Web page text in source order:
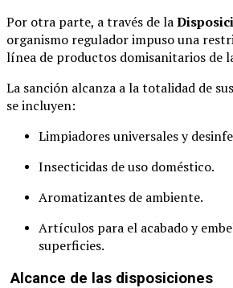
Por otra parte, a través de la
organismo regulador impuso una
línea de productos domisanitarios de
La sanción alcanza a la totalidad de
se incluyen:
Limpiadores universales y
Insecticidas de uso doméstico.
Aromatizantes de ambiente.
Artículos para el acabado y
superficies.
Alcance de las disposiciones